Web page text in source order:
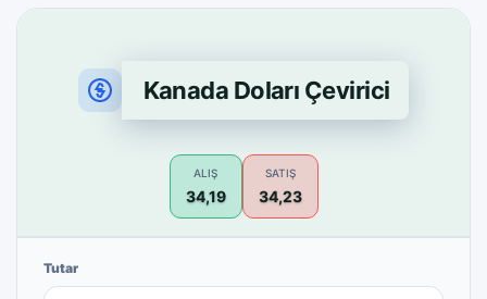
Kanada Doları Çevirici
ALIŞ
34,19
SATIŞ
34,23
Tutar